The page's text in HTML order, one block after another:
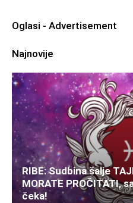
Oglasi - Advertisement
Najnovije
RIBE: Sudbina šalje
MORATE PROČITATI,
čeka!